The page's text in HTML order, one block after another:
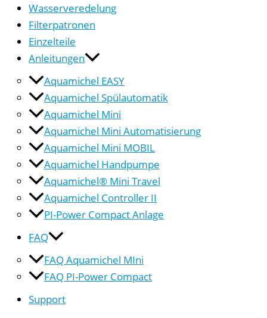
Wasserveredelung
Filterpatronen
Einzelteile
Anleitungen
Aquamichel EASY
Aquamichel Spülautomatik
Aquamichel Mini
Aquamichel Mini Automatisierung
Aquamichel Mini MOBIL
Aquamichel Handpumpe
Aquamichel® Mini Travel
Aquamichel Controller II
PI-Power Compact Anlage
FAQ
FAQ Aquamichel MIni
FAQ PI-Power Compact
Support